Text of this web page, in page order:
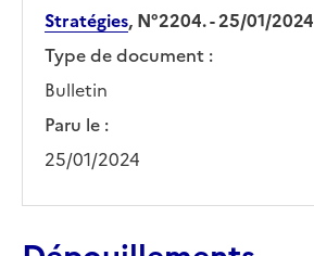
Stratégies, N°2204. - 25/01/2024
Type de document :
Bulletin
Paru le :
25/01/2024